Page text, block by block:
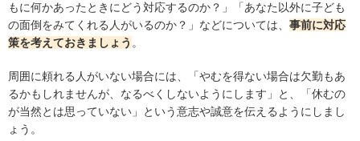
もに何かあったときにどう対応するのか？」「あなた以外に子ども
の面倒をみてくれる人がいるのか？」などについては、 事前に対応
策を考えておきましょう 。
周囲に頼れる人がいない場合には、「やむを得ない場合は欠勤もあ
るかもしれませんが、なるべくしないようにします」と、「休むの
が当然とは思っていない」という意志や誠意を伝えるようにしまし
ょう。